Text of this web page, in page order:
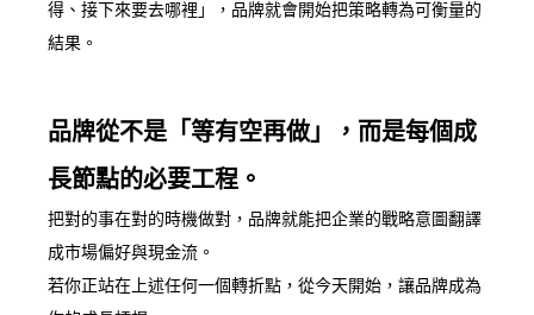
得、接下來要去哪裡」，品牌就會開始把策略轉為可衡量的
結果。
品牌從不是「等有空再做」，而是每個成
長節點的必要工程。
把對的事在對的時機做對，品牌就能把企業的戰略意圖翻譯
成市場偏好與現金流。
若你正站在上述任何一個轉折點，從今天開始，讓品牌成為